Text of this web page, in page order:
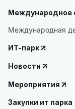
Международное
Международная
ИТ-парк
Новости
Мероприятия
Закупки ит парка